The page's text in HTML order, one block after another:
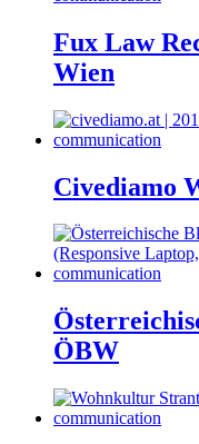
Fux Law
Wien
Civediamo
ÖBW